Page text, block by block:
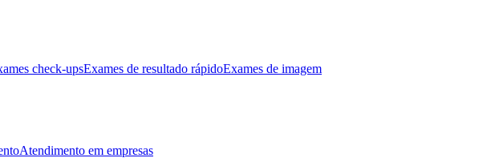
check-upsExames de resultado rápidoExames de imagem
Atendimento em empresas